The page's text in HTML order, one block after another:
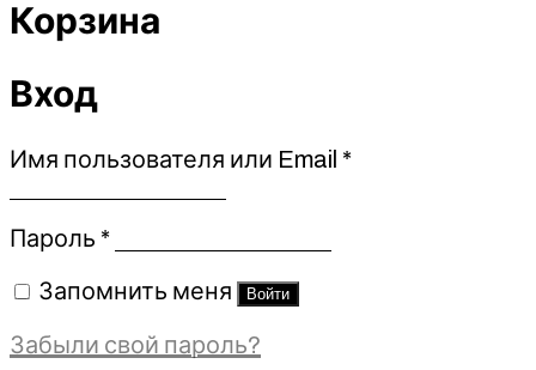
Корзина
Вход
Имя пользователя или Email *Обязательно
Пароль *Обязательно
Запомнить меня Войти
Забыли свой пароль?